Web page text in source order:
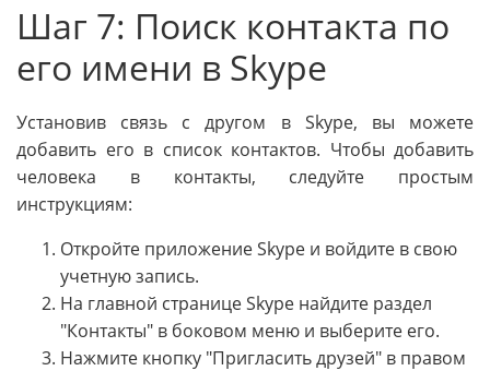
Шаг 7: Поиск контакта по
его имени в Skype
Установив связь с другом в Skype, вы можете
добавить его в список контактов. Чтобы добавить
человека в контакты, следуйте простым
инструкциям:
Откройте приложение Skype и войдите в свою
учетную запись.
На главной странице Skype найдите раздел
"Контакты" в боковом меню и выберите его.
Нажмите кнопку "Пригласить друзей" в правом